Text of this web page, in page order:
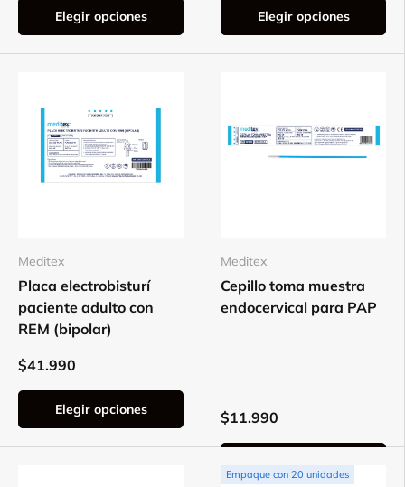
Elegir opciones Elegir opciones
Meditex
Placa electrobisturí
paciente adulto con
REM (bipolar)
$41.990
Elegir opciones
Meditex
Cepillo toma muestra
endocervical para PAP
$11.990
Empaque con 20 unidades